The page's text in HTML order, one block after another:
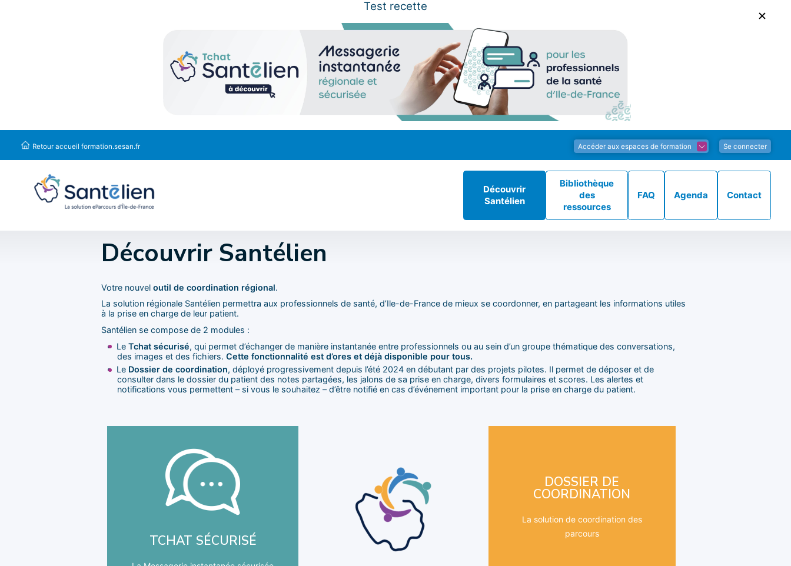
Test recette
Retour accueil formation.sesan.fr Accéder aux espaces de formation Se connecter
Découvrir
Santélien
Bibliothèque
des
ressources
FAQ Agenda Contact
Découvrir Santélien
Votre nouvel outil de coordination régional.
La solution régionale Santélien permettra aux professionnels de santé, d’Ile-de-France de mieux se coordonner, en partageant les informations utiles
à la prise en charge de leur patient.
Santélien se compose de 2 modules :
Le Tchat sécurisé, qui permet d’échanger de manière instantanée entre professionnels ou au sein d’un groupe thématique des conversations,
des images et des fichiers. Cette fonctionnalité est d’ores et déjà disponible pour tous.
Le Dossier de coordination, déployé progressivement depuis l’été 2024 en débutant par des projets pilotes. Il permet de déposer et de
consulter dans le dossier du patient des notes partagées, les jalons de sa prise en charge, divers formulaires et scores. Les alertes et
notifications vous permettent – si vous le souhaitez – d’être notifié en cas d’événement important pour la prise en charge du patient.
TCHAT SÉCURISÉ
professionnels de santé franciliens! Le
messages, des photos et des fichiers
de manière instantanée et dans le
respect de la réglementation sur les
données de santé
DOSSIER DE
COORDINATION
La solution de coordination des
parcours
de soins de vos patients. Notes
partagées, ligne de vie du patient,
notifications, vous permettent de
disposer de toute l’information